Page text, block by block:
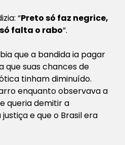
“Preto só faz negrice,
falta o rabo“.
que a bandida ia pagar
que suas chances de
tinham diminuído.
enquanto observava a
queria demitir a
e que o Brasil era